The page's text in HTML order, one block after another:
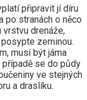
připravit jí díru
po stranách o něco
vrstvu drenáže,
zeminou.
musí být jáma
se do půdy
ve stejných
a draslíku.